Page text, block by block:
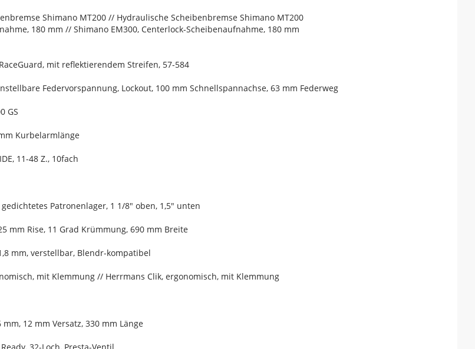
Shimano MT200 // Hydraulische Scheibenbremse Shimano MT200
180 mm // Shimano EM300, Centerlock-Scheibenaufnahme, 180 mm
mit reflektierendem Streifen, 57-584
Federvorspannung, Lockout, 100 mm Schnellspannachse, 63 mm Federweg
GS
Kurbelarmlänge
11-48 Z., 10fach
Patronenlager, 1 1/8" oben, 1,5" unten
mm Rise, 11 Grad Krümmung, 690 mm Breite
mm, verstellbar, Blendr-kompatibel
mit Klemmung // Herrmans Clik, ergonomisch, mit Klemmung
12 mm Versatz, 330 mm Länge